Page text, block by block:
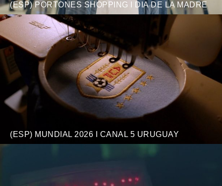
(ESP) PORTONES SHOPPING I DIA DE LA MADRE
(ESP) MUNDIAL 2026 I CANAL 5 URUGUAY